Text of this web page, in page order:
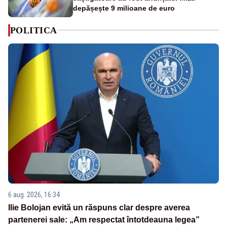
depășește 9 milioane de euro
POLITICA
6 aug. 2026, 16:34
Ilie Bolojan evită un răspuns clar despre averea
partenerei sale: „Am respectat întotdeauna legea”